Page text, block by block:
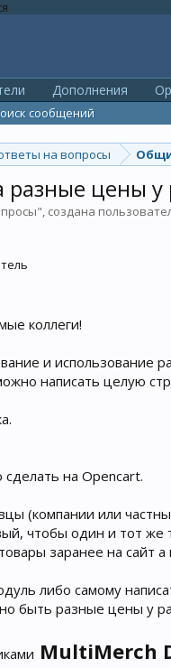
на вопросы
разные цены
", создана
коллеги!
и использование
написать целую
сделать на Opencart.
(компании или
чтобы один и тот же
заранее на сайт
либо самому
быть разные цены у
MultiMerch
сообщений
Дополнения